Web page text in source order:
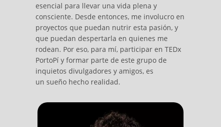
esencial para llevar una vida plena y
consciente. Desde entonces, me involucro en
proyectos que puedan nutrir esta pasión, y
que puedan despertarla en quienes me
rodean. Por eso, para mí, participar en TEDx
PortoPí y formar parte de este grupo de
inquietos divulgadores y amigos, es
un sueño hecho realidad.